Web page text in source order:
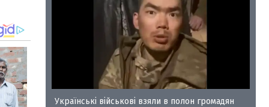
35
Українські військові взяли в полон громадян